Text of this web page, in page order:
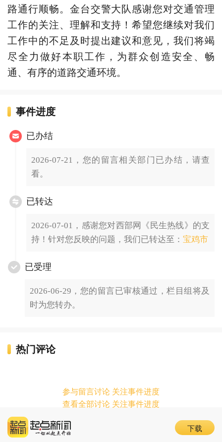
路通行顺畅。金台交警大队感谢您对交通管理
工作的关注、理解和支持！希望您继续对我们
工作中的不足及时提出建议和意见，我们将竭
尽全力做好本职工作，为群众创造安全、畅
通、有序的道路交通环境。
事件进度
已办结
2026-07-21，您的留言相关部门已办结，请查
看。
已转达
2026-07-01，感谢您对西部网《民生热线》的支
持！针对您反映的问题，我们已转达至： 宝鸡市
已受理
2026-06-29，您的留言已审核通过，栏目组将及
时为您转办。
热门评论
参与留言讨论 关注事件进度
查看全部讨论 关注事件进度
下载